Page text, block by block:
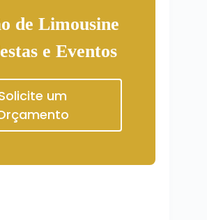
de Limousine
e Eventos
um